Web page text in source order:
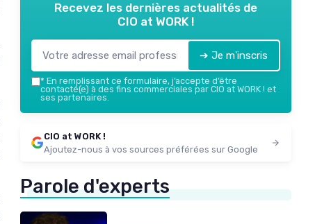
Recevez les dernières actualités de
CIO at WORK !
➔ Je m'inscris
* En remplissant ce formulaire, j’accepte d’être
contacté(e) à des fins commerciales par CIO at WORK ! et
ses partenaires.
CIO at WORK !
Ajoutez-nous à vos sources préférées sur Google
Parole d'experts